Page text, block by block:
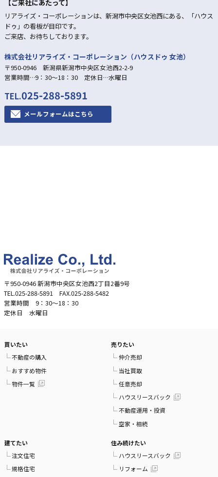
【ご来社にあたって】
リアライズ・コーポレーションは、新潟市中央区女池西にある、「ハウス
ドゥ」の看板が目印です。
ご来店、お待ちしております。
株式会社リアライズ・コーポレーション（ハウスドゥ 女池）
〒950-0946 新潟県新潟市中央区女池西2-2-9
営業時間…9：30～18：30 定休日…水曜日
TEL.025-288-5891
メールフォームはこちら
〒950-0946 新潟市中央区女池西2丁目2番9号
TEL.025-288-5891 FAX.025-288-5482
営業時間 9：30～18：30
定休日 水曜日
買いたい
不動産の購入
おすすめ物件
物件一覧
売りたい
仲介売却
当社買取
任意売却
ハウスリースバック
不動産運用・投資
空家・相続
建てたい
注文住宅
規格住宅
住み続けたい
ハウスリースバック
リフォーム